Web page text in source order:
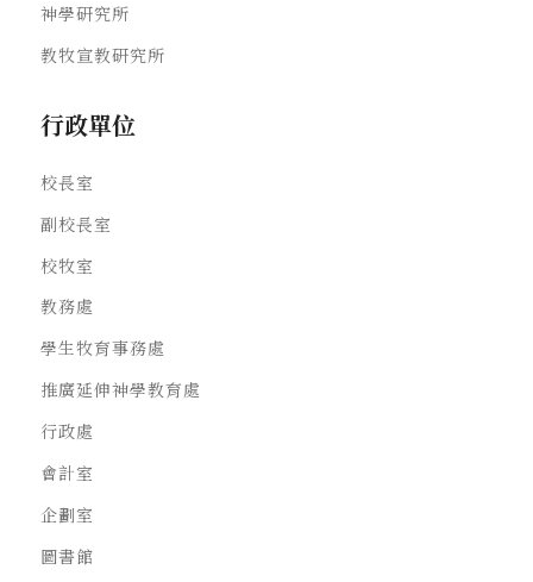
神學研究所
教牧宣教研究所
行政單位
校長室
副校長室
校牧室
教務處
學生牧育事務處
推廣延伸神學教育處
行政處
會計室
企劃室
圖書館